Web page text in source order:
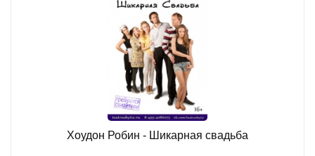
Хоудон Робин - Шикарная свадьба